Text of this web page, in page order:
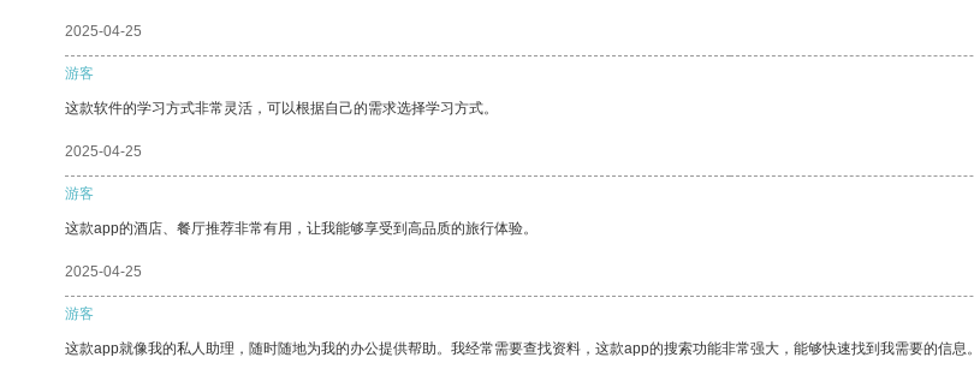
2025-04-25
游客
这款软件的学习方式非常灵活，可以根据自己的需求选择学习方式。
2025-04-25
游客
这款app的酒店、餐厅推荐非常有用，让我能够享受到高品质的旅行体验。
2025-04-25
游客
这款app就像我的私人助理，随时随地为我的办公提供帮助。我经常需要查找资料，这款app的搜索功能非常强大，能够快速找到我需要的信息。